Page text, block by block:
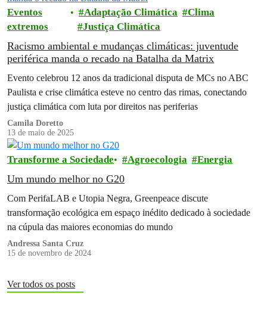
Eventos
extremos
Adaptação Climática
Clima
Justiça Climática
Racismo ambiental e mudanças climáticas: juventude
periférica manda o recado na Batalha da Matrix
Evento celebrou 12 anos da tradicional disputa de MCs no ABC
Paulista e crise climática esteve no centro das rimas, conectando
justiça climática com luta por direitos nas periferias
Camila Doretto
13 de maio de 2025
Transforme a Sociedade Agroecologia Energia
Um mundo melhor no G20
Com PerifaLAB e Utopia Negra, Greenpeace discute
transformação ecológica em espaço inédito dedicado à sociedade
na cúpula das maiores economias do mundo
Andressa Santa Cruz
15 de novembro de 2024
Ver todos os posts